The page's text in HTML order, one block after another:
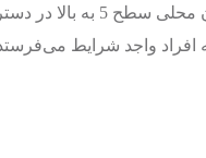
شده است. نام‌نویسی برای
واجد شرایط می‌فرستد. این